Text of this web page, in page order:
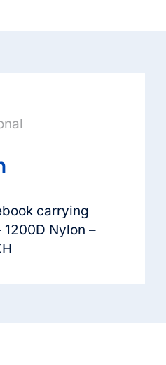
carrying
1200D Nylon –